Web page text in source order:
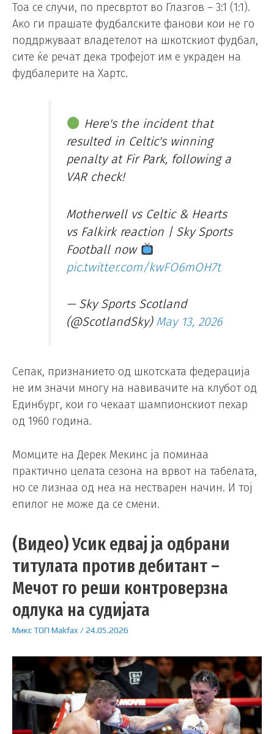
Тоа се случи, по пресвртот во Глазгов – 3:1 (1:1).
Ако ги прашате фудбалските фанови кои не го
поддржуваат владетелот на шкотскиот фудбал,
сите ќе речат дека трофејот им е украден на
фудбалерите на Хартс.
Here's the incident that
resulted in Celtic's winning
penalty at Fir Park, following a
VAR check!
Motherwell vs Celtic & Hearts
vs Falkirk reaction | Sky Sports
Football now
pic.twitter.com/kwFO6mOH7t
— Sky Sports Scotland
(@ScotlandSky) May 13, 2026
Сепак, признанието од шкотската федерација
не им значи многу на навивачите на клубот од
Единбург, кои го чекаат шампионскиот пехар
од 1960 година.
Момците на Дерек Мекинс ја поминаа
практично целата сезона на врвот на табелата,
но се лизнаа од неа на нестварен начин. И тој
епилог не може да се смени.
(Видео) Усик едвај ја одбрани
титулата против дебитант –
Мечот го реши контроверзна
одлука на судијата
МиксТОП Makfax/24.05.2026